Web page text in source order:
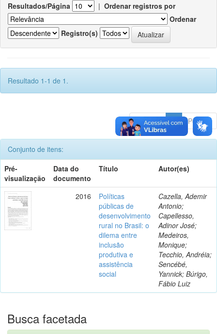
Resultados/Página | Ordenar registros por
Ordenar
Registro(s)
Resultado 1-1 de 1.
Anterior 1 Póximo
Conjunto de itens:
Pré-
visualização
Data do
documento
Título Autor(es)
2016
Políticas
públicas de
desenvolvimento
rural no Brasil: o
dilema entre
inclusão
produtiva e
assistência
social
Cazella, Ademir
Antonio;
Capellesso,
Adinor José;
Medeiros,
Monique;
Tecchio, Andréia;
Sencébé,
Yannick; Búrigo,
Fábio Luiz
Busca facetada